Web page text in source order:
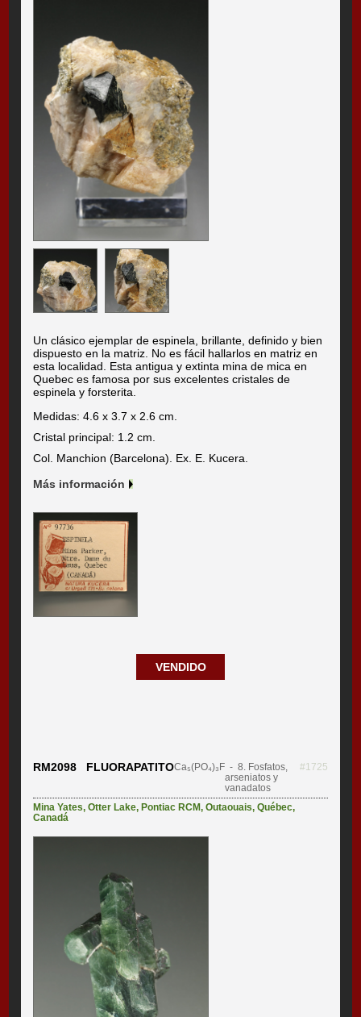
Un clásico ejemplar de espinela, brillante, definido y bien
dispuesto en la matriz. No es fácil hallarlos en matriz en
esta localidad. Esta antigua y extinta mina de mica en
Quebec es famosa por sus excelentes cristales de
espinela y forsterita.
Medidas: 4.6 x 3.7 x 2.6 cm.
Cristal principal: 1.2 cm.
Col. Manchion (Barcelona). Ex. E. Kucera.
Más información
VENDIDO
RM2098 FLUORAPATITOCa₅(PO₄)₃F - 8. Fosfatos,
arseniatos y
vanadatos
#1725
Mina Yates,Otter Lake, Pontiac RCM,Outaouais,Québec,
Canadá